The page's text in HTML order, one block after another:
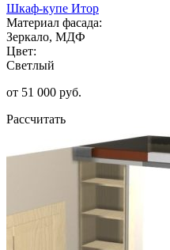
Шкаф-купе Итор
Материал фасада:
Зеркало, МДФ
Цвет:
Светлый
от 51 000 руб.
Рассчитать